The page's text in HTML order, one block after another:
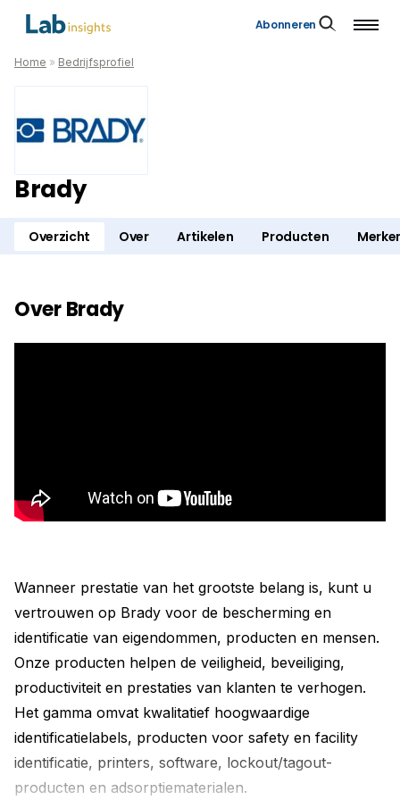
Abonneren
Home » Bedrijfsprofiel
Brady
Overzicht Over Artikelen Producten
Over Brady
Wanneer prestatie van het grootste belang is, kunt u
vertrouwen op Brady voor de bescherming en
identificatie van eigendommen, producten en mensen.
Onze producten helpen de veiligheid, beveiliging,
productiviteit en prestaties van klanten te verhogen.
Het gamma omvat kwalitatief hoogwaardige
identificatielabels, producten voor safety en facility
identificatie, printers, software, lockout/tagout-
producten en adsorptiematerialen.